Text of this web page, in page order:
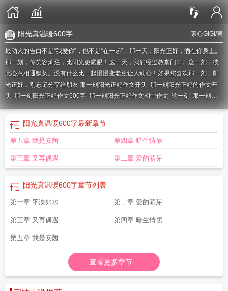
素心GiGi/著
阳光真温暖600字
最动人的告白不是“我爱你”，也不是“在一起”。那一天，阳光正好，洒在你身上。
那一刻，你笑容灿烂，比阳光更耀眼！这一天，我们经过教堂门口。这一刻，彼
此心意相通默契。没有什么比一起慢慢变老更让人动心！如果您喜欢那一刻，阳
光正好，别忘记分享给朋友.那一刻阳光正好作文开头 那一刻阳光正好的作文开
头 那一刻阳光正好作文600字 那一刻阳光正好作文初中作文 这一刻 那一刻阳
光正好那一刻阳光正好作文800那一刻阳光正好作文800字那一刻阳光好温暖
作文700字
那一刻阳光正好。 是什么意思?
右 阳光正好作文怎么写
文600阳光正好作文 那一刻阳光很暖作文800字
阳光正好作文800记叙文
阳光正好600字阳光正好作文600字
分作文那一刻阳光正好600字阳光正好关于新时期600字
歌阳光正好500字作文
阳光真温暖600字最新章节
第五章 我是安茜 第四章 暗生情愫
第三章 又再偶遇 第二章 爱的萌芽
阳光真温暖600字章节列表
第一章 平淡如水 第二章 爱的萌芽
第三章 又再偶遇 第四章 暗生情愫
第五章 我是安茜
查看更多章节...